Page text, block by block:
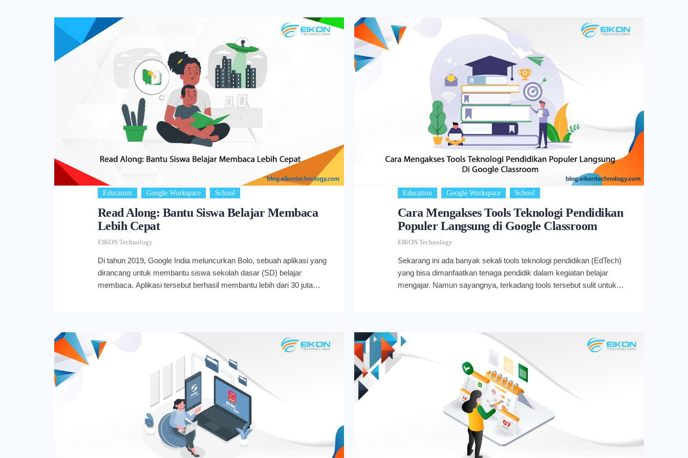
Education Google Workspace School
Read Along: Bantu Siswa Belajar Membaca
Lebih Cepat
EIKON Technology
Di tahun 2019, Google India meluncurkan Bolo, sebuah aplikasi yang
dirancang untuk membantu siswa sekolah dasar (SD) belajar
membaca. Aplikasi tersebut berhasil membantu lebih dari 30 juta
ditawarkan aplikasi belajar ini? Mengenal aplikasi belajar Read Along
Aplikasi Read Along pada dasarnya merupakan aplikasi Bolo yang
telah dikembangkan dan didukung oleh teknologi canggih seperti text-
to-speech dan pengenalan suara (speech recognition) milik Google.
Selain itu, Read Along juga sudah mendukung 9 bahasa dunia, yaitu
Inggris, Spanyol, Portugis, Hindi, Bengali, Marathi, Tamil, Telugu, dan
Gujarat. Seperti pendahulunya, Bolo, Read Along juga diluncurkan
dalam versi aplikasi mobile (Android app). Namun kini Google
sedang mengembangkan versi web dan Anda bisa mencoba versi
public beta di readalong.google.com. Sedikit tambahan informasi,
Education Google Workspace School
Cara Mengakses Tools Teknologi Pendidikan
Populer Langsung di Google Classroom
EIKON Technology
Sekarang ini ada banyak sekali tools teknologi pendidikan (EdTech)
yang bisa dimanfaatkan tenaga pendidik dalam kegiatan belajar
mengajar. Namun sayangnya, terkadang tools tersebut sulit untuk
platform. Ini tentu akan menghabiskan banyak waktu dan tenaga.
Sebagai solusi, Google Classroom meluncurkan integrasi dengan
beberapa tools teknologi pendidikan yang banyak digunakan oleh
tenaga pendidik. Menariknya, guru hanya perlu sign-on ke akun
Classroom mereka untuk bisa mengakses tools. Untuk mengenal
integrasi ini lebih jauh, mari simak penjelasannya berikut ini. Integrasi
tools teknologi pendidikan Dengan integrasi baru yang mulus dan
sistem masuk tunggal, kini para tenaga pendidik yang menggunakan
Google Classroom bisa langsung mengakses tools EdTech populer
yang paling sesuai untuk kelas mereka langsung. Tidak perlu lagi